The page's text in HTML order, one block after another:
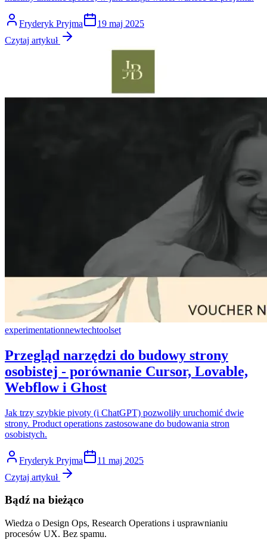
Fryderyk Pryjma
19 maj 2025
Czytaj artykuł
experimentationnewtechtoolset
Przegląd narzędzi do budowy strony
osobistej - porównanie Cursor, Lovable,
Webflow i Ghost
Jak trzy szybkie pivoty (i ChatGPT) pozwoliły uruchomić dwie
strony. Product operations zastosowane do budowania stron
osobistych.
Fryderyk Pryjma
11 maj 2025
Czytaj artykuł
Bądź na bieżąco
Wiedza o Design Ops, Research Operations i usprawnianiu
procesów UX. Bez spamu.